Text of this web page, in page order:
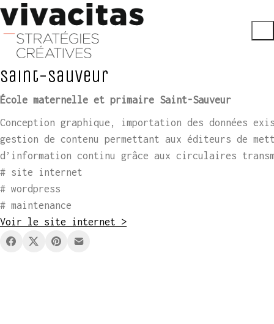
Saint-Sauveur
École maternelle et primaire Saint-Sauveur
Conception graphique, importation des données
gestion de contenu permettant aux éditeurs de
d’information continu grâce aux circulaires
# site internet
# wordpress
# maintenance
Voir le site internet >